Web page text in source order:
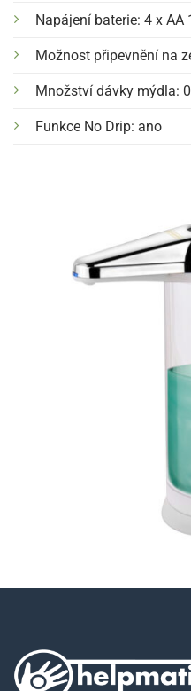
Napájení baterie: 4 x
Možnost připevnění na
Množství dávky mýdla:
Funkce No Drip: ano